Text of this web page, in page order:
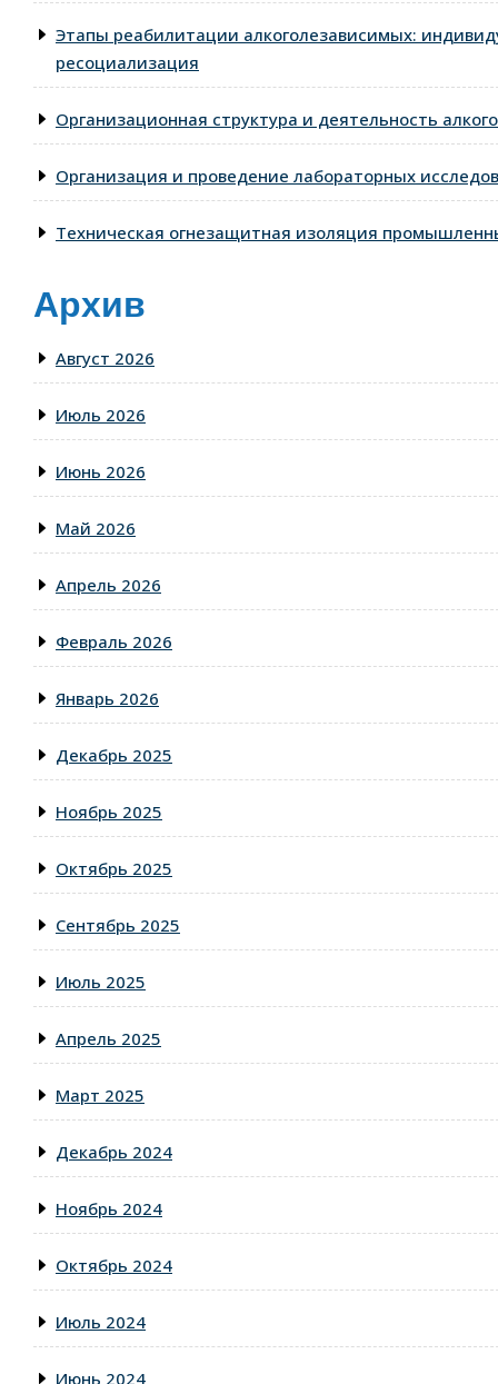
Этапы реабилитации алкоголезависимых:
ресоциализация
Организационная структура и деятельность
Организация и проведение лабораторных
Техническая огнезащитная изоляция
Архив
Август 2026
Июль 2026
Июнь 2026
Май 2026
Апрель 2026
Февраль 2026
Январь 2026
Декабрь 2025
Ноябрь 2025
Октябрь 2025
Сентябрь 2025
Июль 2025
Апрель 2025
Март 2025
Декабрь 2024
Ноябрь 2024
Октябрь 2024
Июль 2024
Июнь 2024